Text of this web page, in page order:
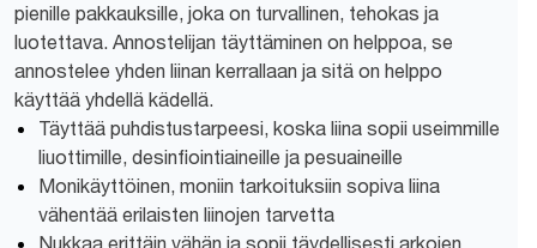
pienille pakkauksille, joka on turvallinen, tehokas ja
luotettava. Annostelijan täyttäminen on helppoa, se
annostelee yhden liinan kerrallaan ja sitä on helppo
käyttää yhdellä kädellä.
Täyttää puhdistustarpeesi, koska liina sopii useimmille
liuottimille, desinfiointiaineille ja pesuaineille
Monikäyttöinen, moniin tarkoituksiin sopiva liina
vähentää erilaisten liinojen tarvetta
Nukkaa erittäin vähän ja sopii täydellisesti arkojen